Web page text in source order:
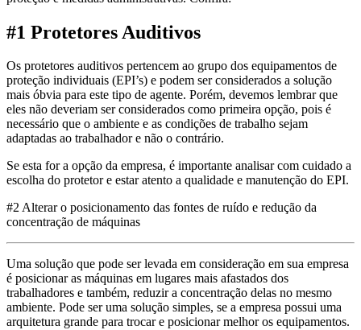
#1 Protetores Auditivos
Os protetores auditivos pertencem ao grupo dos equipamentos de
proteção individuais (EPI’s) e podem ser considerados a solução
mais óbvia para este tipo de agente. Porém, devemos lembrar que
eles não deveriam ser considerados como primeira opção, pois é
necessário que o ambiente e as condições de trabalho sejam
adaptadas ao trabalhador e não o contrário.
Se esta for a opção da empresa, é importante analisar com cuidado a
escolha do protetor e estar atento a qualidade e manutenção do EPI.
#2 Alterar o posicionamento das fontes de ruído e redução da
concentração de máquinas
Uma solução que pode ser levada em consideração em sua empresa
é posicionar as máquinas em lugares mais afastados dos
trabalhadores e também, reduzir a concentração delas no mesmo
ambiente. Pode ser uma solução simples, se a empresa possui uma
arquitetura grande para trocar e posicionar melhor os equipamentos.